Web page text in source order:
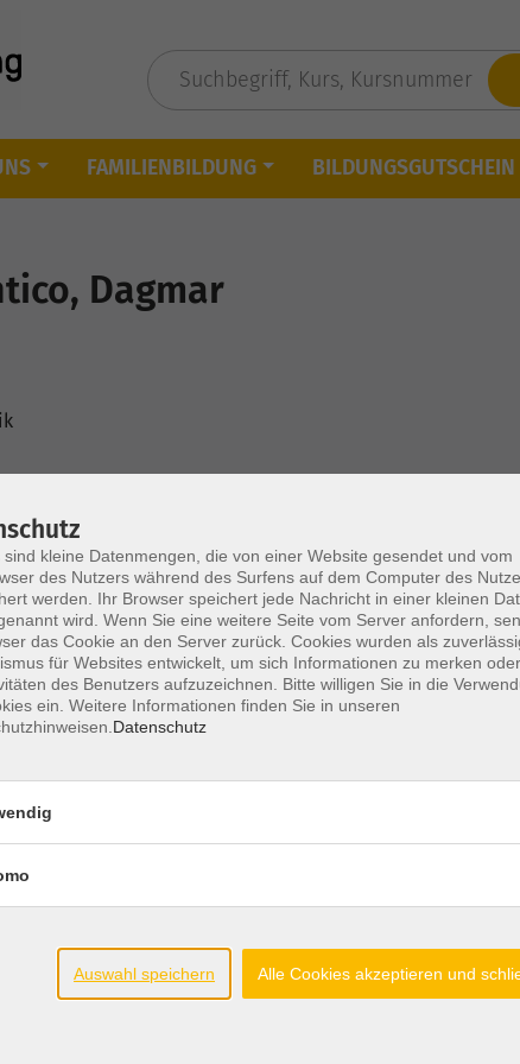
FAMILIENBILDUNG BILDUNGSGUTSCHEIN
Dagmar
Jakobusgemeinde
und Co
Fr.
Ansgar
und Co
Mo.
sind kleine Datenmengen, die von einer Website gesendet und vom
des Nutzers während des Surfens auf dem Computer des
werden. Ihr Browser speichert jede Nachricht in einer kleinen
wird. Wenn Sie eine weitere Seite vom Server anfordern,
das Cookie an den Server zurück. Cookies wurden als
für Websites entwickelt, um sich Informationen zu merken
des Benutzers aufzuzeichnen. Bitte willigen Sie in die
ein. Weitere Informationen finden Sie in unseren
Datenschutz
Auswahl speichern Alle Cookies akzeptieren und